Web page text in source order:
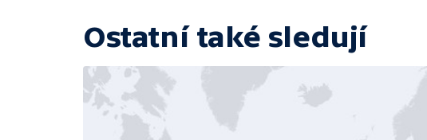
Ostatní také sledují